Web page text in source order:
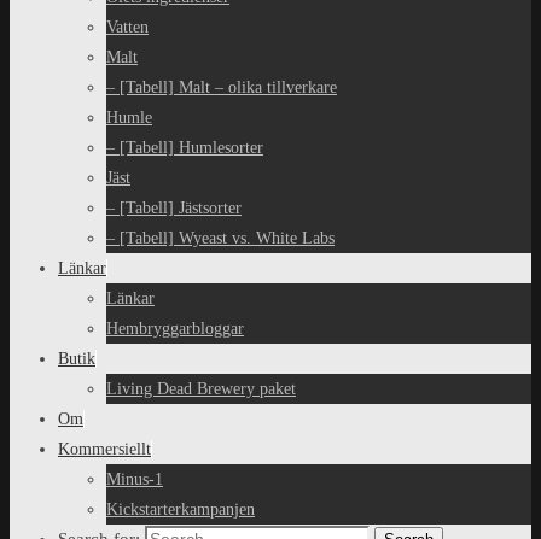
Vatten
Malt
– [Tabell] Malt – olika tillverkare
Humle
– [Tabell] Humlesorter
Jäst
– [Tabell] Jästsorter
– [Tabell] Wyeast vs. White Labs
Länkar
Länkar
Hembryggarbloggar
Butik
Living Dead Brewery paket
Om
Kommersiellt
Minus-1
Kickstarterkampanjen